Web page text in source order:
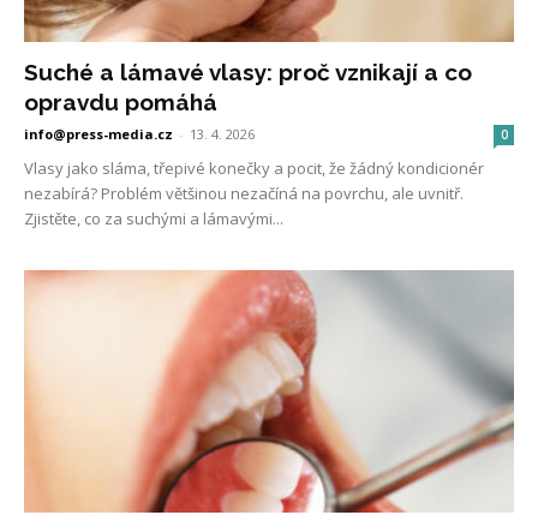
Suché a lámavé vlasy: proč vznikají a co
opravdu pomáhá
info@press-media.cz - 13. 4. 2026 0
Vlasy jako sláma, třepivé konečky a pocit, že žádný kondicionér
nezabírá? Problém většinou nezačíná na povrchu, ale uvnitř.
Zjistěte, co za suchými a lámavými...